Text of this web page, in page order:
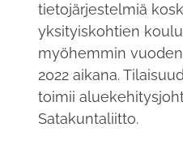
tietojärjestelmiä
yksityiskohtien
myöhemmin
2022 aikana.
toimii
Satakuntaliitto.